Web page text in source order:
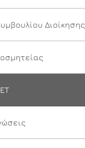
Διοίκησης